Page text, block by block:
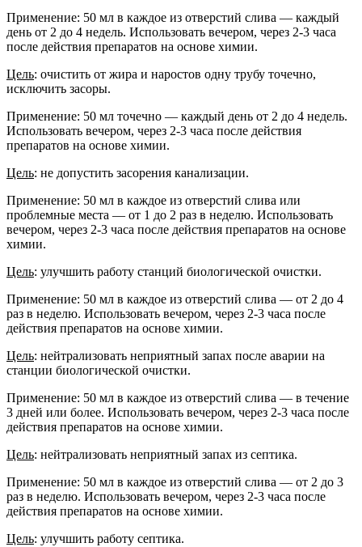
Применение: 50 мл в каждое из отверстий слива — каждый
день от 2 до 4 недель. Использовать вечером, через 2-3 часа
после действия препаратов на основе химии.
Цель: очистить от жира и наростов одну трубу точечно,
исключить засоры.
Применение: 50 мл точечно — каждый день от 2 до 4 недель.
Использовать вечером, через 2-3 часа после действия
препаратов на основе химии.
Цель: не допустить засорения канализации.
Применение: 50 мл в каждое из отверстий слива или
проблемные места — от 1 до 2 раз в неделю. Использовать
вечером, через 2-3 часа после действия препаратов на основе
химии.
Цель: улучшить работу станций биологической очистки.
Применение: 50 мл в каждое из отверстий слива — от 2 до 4
раз в неделю. Использовать вечером, через 2-3 часа после
действия препаратов на основе химии.
Цель: нейтрализовать неприятный запах после аварии на
станции биологической очистки.
Применение: 50 мл в каждое из отверстий слива — в течение
3 дней или более. Использовать вечером, через 2-3 часа после
действия препаратов на основе химии.
Цель: нейтрализовать неприятный запах из септика.
Применение: 50 мл в каждое из отверстий слива — от 2 до 3
раз в неделю. Использовать вечером, через 2-3 часа после
действия препаратов на основе химии.
Цель: улучшить работу септика.